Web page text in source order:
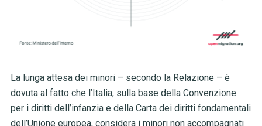
La lunga attesa dei minori – secondo la Relazione – è
dovuta al fatto che l’Italia, sulla base della Convenzione
per i diritti dell’infanzia e della Carta dei diritti fondamentali
dell’Unione europea, considera i minori non accompagnati